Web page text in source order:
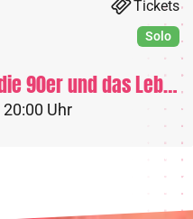
Generation XY: Die 80er, die 90er und das Leben heute
20:00 Uhr
Tickets
Solo